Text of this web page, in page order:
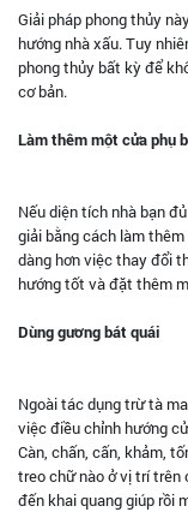
Giải pháp phong thủy
hướng nhà xấu. Tuy
phong thủy bất kỳ để
cơ bản.
Làm thêm một cửa phụ
Nếu diện tích nhà bạn
giải bằng cách làm
dàng hơn việc thay đổi
hướng tốt và đặt thêm
Dùng gương bát quái
Ngoài tác dụng trừ tà
việc điều chỉnh hướng
Càn, chấn, cấn, khảm,
treo chữ nào ở vị trí trên
đến khai quang giúp rồi